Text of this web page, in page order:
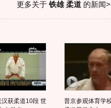
更多关于 铁雄 柔道的新闻
获柔道10段 世
普京参观体育学